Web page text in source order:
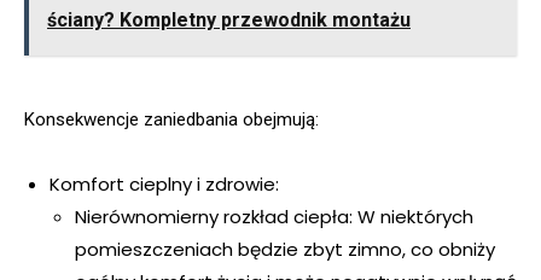
ściany? Kompletny przewodnik montażu
Konsekwencje zaniedbania obejmują:
Komfort cieplny i zdrowie:
Nierównomierny rozkład ciepła: W niektórych
pomieszczeniach będzie zbyt zimno, co obniży